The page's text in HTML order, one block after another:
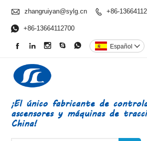
 zhangruiyan@sylg.cn  +86-
 +86-13664112700
     Español 
¡El único fabricante de
ascensores y máquinas de
China!